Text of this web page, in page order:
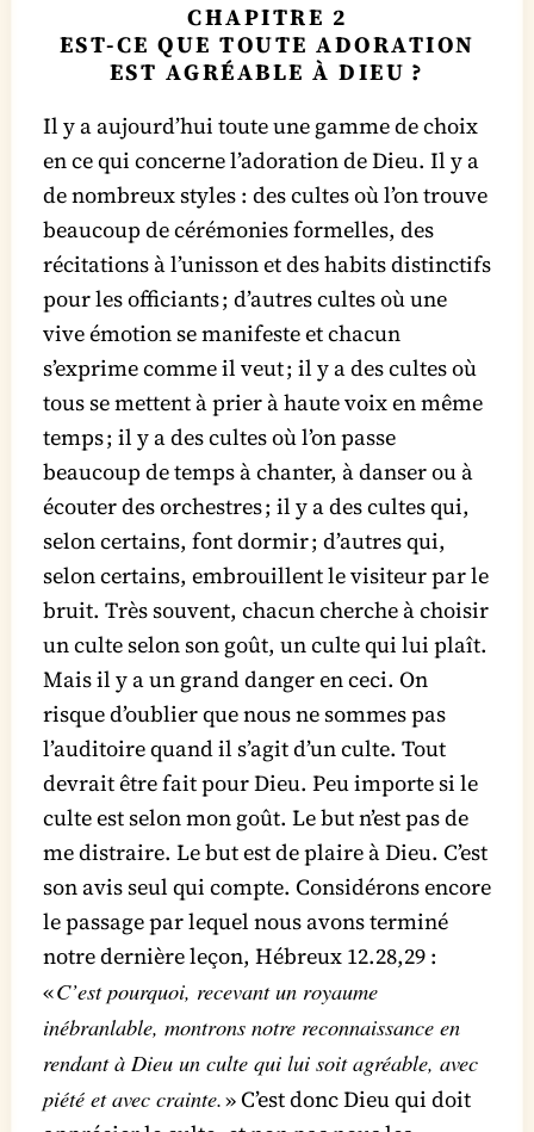
CHAPITRE 2
EST-CE QUE TOUTE ADORATION
EST AGRÉABLE À DIEU ?
Il y a aujourd’hui toute une gamme de choix
en ce qui concerne l’adoration de Dieu. Il y a
de nombreux styles : des cultes où l’on trouve
beaucoup de cérémonies formelles, des
récitations à l’unisson et des habits distinctifs
pour les officiants ; d’autres cultes où une
vive émotion se manifeste et chacun
s’exprime comme il veut ; il y a des cultes où
tous se mettent à prier à haute voix en même
temps ; il y a des cultes où l’on passe
beaucoup de temps à chanter, à danser ou à
écouter des orchestres ; il y a des cultes qui,
selon certains, font dormir ; d’autres qui,
selon certains, embrouillent le visiteur par le
bruit. Très souvent, chacun cherche à choisir
un culte selon son goût, un culte qui lui plaît.
Mais il y a un grand danger en ceci. On
risque d’oublier que nous ne sommes pas
l’auditoire quand il s’agit d’un culte. Tout
devrait être fait pour Dieu. Peu importe si le
culte est selon mon goût. Le but n’est pas de
me distraire. Le but est de plaire à Dieu. C’est
son avis seul qui compte. Considérons encore
le passage par lequel nous avons terminé
notre dernière leçon, Hébreux 12.28,29 :
«C’est pourquoi, recevant un royaume
inébranlable, montrons notre reconnaissance en
rendant à Dieu un culte qui lui soit agréable, avec
piété et avec crainte.» C’est donc Dieu qui doit